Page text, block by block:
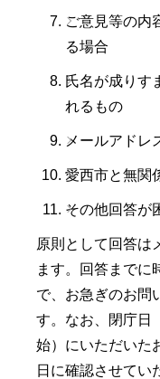
ご意見等の内
る場合
氏名が成りす
れるもの
メールアドレ
愛西市と無関
その他回答が
原則として回答は
ます。回答までに
で、お急ぎのお問
す。なお、閉庁日
始）にいただいた
日に確認させてい